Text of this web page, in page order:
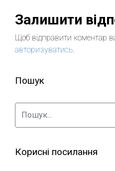
Залишити
Щоб відправити коментар
авторизуватись.
Пошук
Корисні посилання